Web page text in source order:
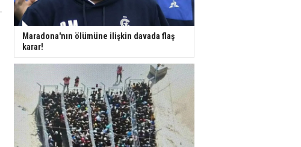
Maradona'nın ölümüne ilişkin davada flaş
karar!